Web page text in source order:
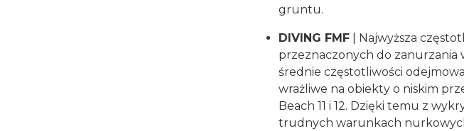
gruntu.
DIVING FMF | Najwyższa
przeznaczonych do zanurzania
średnie częstotliwości
wrażliwe na obiekty o niskim
Beach 11 i 12. Dzięki temu z
trudnych warunkach